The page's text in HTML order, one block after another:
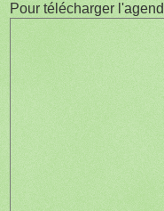
Pour télécharger